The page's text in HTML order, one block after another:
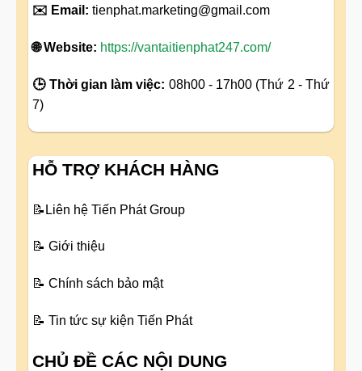
✉️ Email: tienphat.marketing@gmail.com
🌐 Website: https://vantaitienphat247.com/
🕒 Thời gian làm việc: 08h00 - 17h00 (Thứ 2 - Thứ
7)
HỖ TRỢ KHÁCH HÀNG
📝 Liên hệ Tiến Phát Group
📝 Giới thiệu
📝 Chính sách bảo mật
📝 Tin tức sự kiện Tiến Phát
CHỦ ĐỀ CÁC NỘI DUNG